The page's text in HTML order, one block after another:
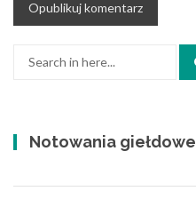
Notowania giełdowe